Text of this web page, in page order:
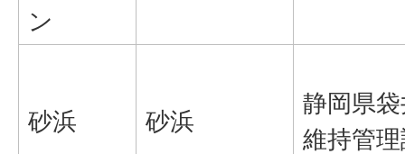
ン
砂浜 砂浜
静岡県
維持管